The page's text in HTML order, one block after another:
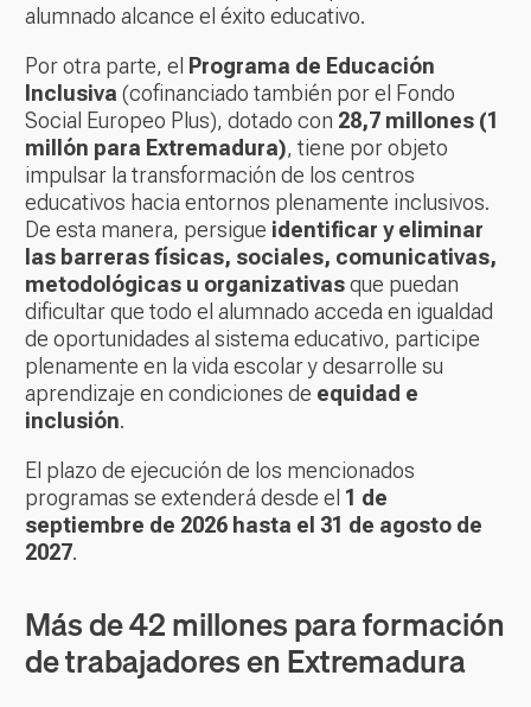
alumnado alcance el éxito educativo.
Por otra parte, el Programa de Educación
Inclusiva (cofinanciado también por el Fondo
Social Europeo Plus), dotado con 28,7 millones (1
millón para Extremadura), tiene por objeto
impulsar la transformación de los centros
educativos hacia entornos plenamente inclusivos.
De esta manera, persigue identificar y eliminar
las barreras físicas, sociales, comunicativas,
metodológicas u organizativasque puedan
dificultar que todo el alumnado acceda en igualdad
de oportunidades al sistema educativo, participe
plenamente en la vida escolar y desarrolle su
aprendizaje en condiciones de equidad e
inclusión.
El plazo de ejecución de los mencionados
programas se extenderá desde el 1 de
septiembre de 2026 hasta el 31 de agosto de
2027.
Más de 42 millones para formación
de trabajadores en Extremadura